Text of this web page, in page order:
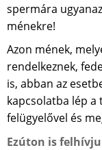
spermára
ménekre!
Azon mének,
rendelkeznek,
is, abban az
kapcsolatba lép a
felügyelővel és
Ezúton is